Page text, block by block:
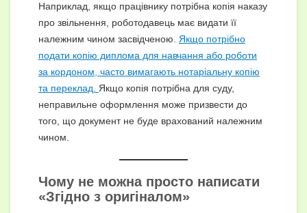
Наприклад, якщо працівнику потрібна копія наказу
про звільнення, роботодавець має видати її
належним чином засвідченою. Якщо потрібно
подати копію диплома для навчання або роботи
за кордоном, часто вимагають нотаріальну копію
та переклад. Якщо копія потрібна для суду,
неправильне оформлення може призвести до
того, що документ не буде врахований належним
чином.
Чому не можна просто написати
«Згідно з оригіналом»